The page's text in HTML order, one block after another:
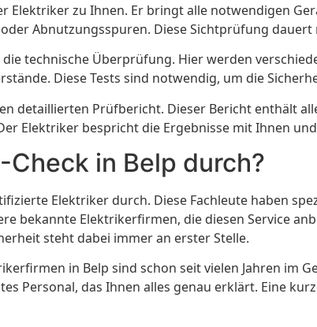
Elektriker zu Ihnen. Er bringt alle notwendigen
Abnutzungsspuren. Diese Sichtprüfung
technische Überprüfung. Hier werden
Diese Tests sind notwendig, um die
detaillierten Prüfbericht. Dieser Bericht enthält
Elektriker bespricht die Ergebnisse mit Ihnen
in Belp durch?
Elektriker durch. Diese Fachleute haben
bekannte Elektrikerfirmen, die diesen Service
steht dabei immer an erster Stelle.
in Belp sind schon seit vielen Jahren im
Personal, das Ihnen alles genau erklärt. Eine